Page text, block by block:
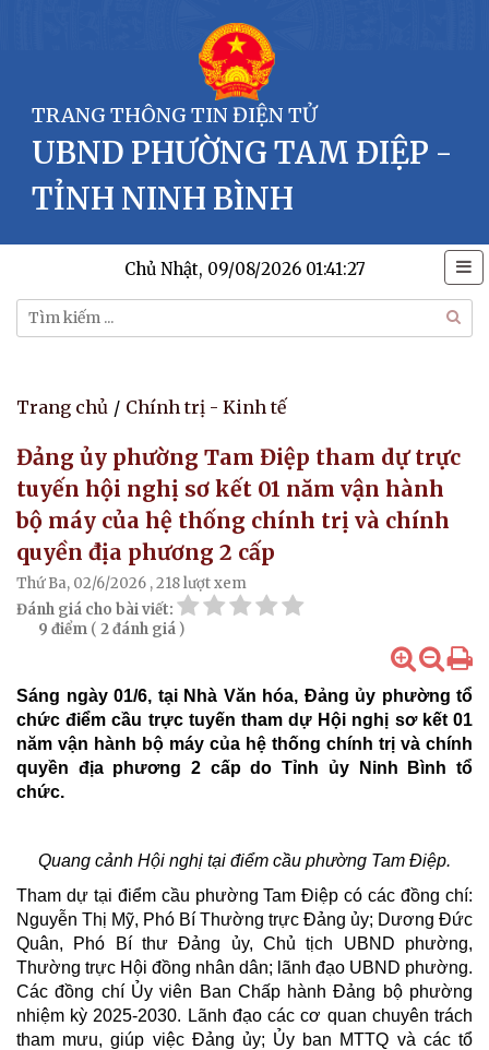
TRANG THÔNG TIN ĐIỆN TỬ
UBND PHƯỜNG TAM ĐIỆP -
TỈNH NINH BÌNH
Chủ Nhật, 09/08/2026 01:41:27
Trang chủ / Chính trị - Kinh tế
Đảng ủy phường Tam Điệp tham dự trực
tuyến hội nghị sơ kết 01 năm vận hành
bộ máy của hệ thống chính trị và chính
quyền địa phương 2 cấp
Thứ Ba, 02/6/2026 , 218 lượt xem
Đánh giá cho bài viết:
9 điểm ( 2 đánh giá )
Sáng ngày 01/6, tại Nhà Văn hóa, Đảng ủy phường tổ
chức điểm cầu trực tuyến tham dự Hội nghị sơ kết 01
năm vận hành bộ máy của hệ thống chính trị và chính
quyền địa phương 2 cấp do Tỉnh ủy Ninh Bình tổ
chức.
Quang cảnh Hội nghị tại điểm cầu phường Tam Điệp.
Tham dự tại điểm cầu phường Tam Điệp có các đồng chí:
Nguyễn Thị Mỹ, Phó Bí Thường trực Đảng ủy; Dương Đức
Quân, Phó Bí thư Đảng ủy, Chủ tịch UBND phường,
Thường trực Hội đồng nhân dân; lãnh đạo UBND phường.
Các đồng chí Ủy viên Ban Chấp hành Đảng bộ phường
nhiệm kỳ 2025-2030. Lãnh đạo các cơ quan chuyên trách
tham mưu, giúp việc Đảng ủy; Ủy ban MTTQ và các tổ